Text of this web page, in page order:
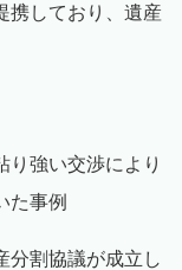
携しており、遺産
り強い交渉により
た事例
分割協議が成立し